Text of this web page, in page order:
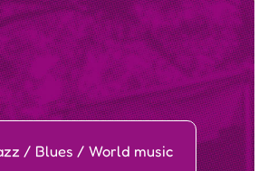
/ Blues / World music